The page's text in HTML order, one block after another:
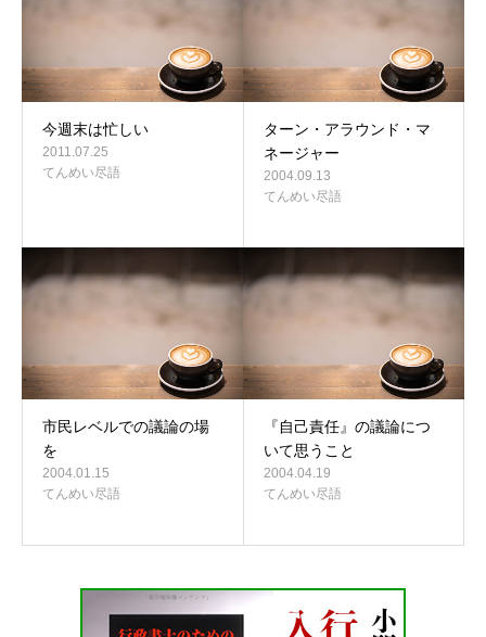
今週末は忙しい
2011.07.25
てんめい尽語
ターン・アラウンド・マ
ネージャー
2004.09.13
てんめい尽語
市民レベルでの議論の場
を
2004.01.15
てんめい尽語
『自己責任』の議論につ
いて思うこと
2004.04.19
てんめい尽語